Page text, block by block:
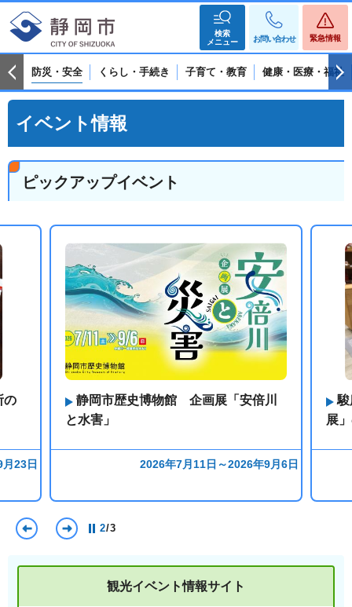
検索
メニュー
お問い合わせ 緊急情報
防災・安全 くらし・手続き 子育て・教育 健康・医療・福祉
イベント情報
ピックアップイベント
前のスライドを表示
2/3
の
23日
静岡市歴史博物館 企画展「安倍川
と水害」
2026年7月11日～2026年9月6日
駿
展
観光イベント情報サイト